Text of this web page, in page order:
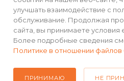
2026 © Интернет-магазин
офертой •
улучшать взаимодействие с
обслуживание. Продолжая
сайта, вы принимаете условия
Более подробные сведения
Политике в отношении файлов
ПРИНИМАЮ НЕ